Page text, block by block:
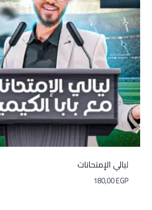
ليالي الإمتحانات
180,00EGP